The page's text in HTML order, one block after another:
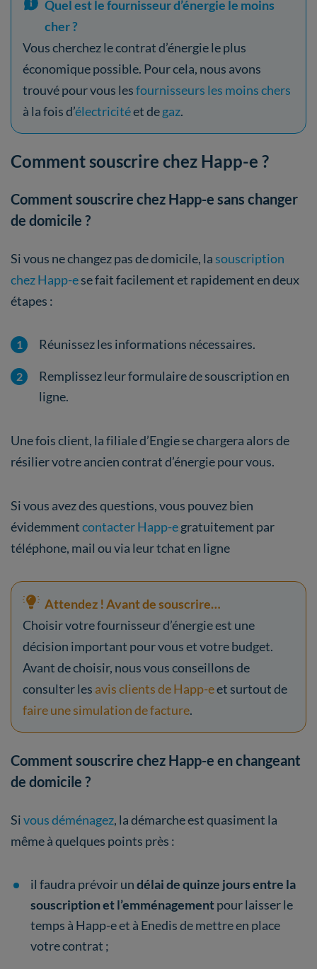
Quel est le fournisseur d’énergie le moins
cher ?
Vous cherchez le contrat d’énergie le plus
économique possible. Pour cela, nous avons
trouvé pour vous lesfournisseurs les moins chers
à la fois d’électricitéet degaz.
Comment souscrire chez Happ-e ?
Comment souscrire chez Happ-e sans changer
de domicile ?
Si vous ne changez pas de domicile, lasouscription
chez Happ-ese fait facilement et rapidement en deux
étapes :
Réunissez les informations nécessaires.
Remplissez leur formulaire de souscription en
ligne.
Une fois client, la filiale d’Engie se chargera alors de
résilier votre ancien contrat d’énergie pour vous.
Si vous avez des questions, vous pouvez bien
évidemmentcontacter Happ-egratuitement par
téléphone, mail ou via leur tchat en ligne
Attendez ! Avant de souscrire…
Choisir votre fournisseur d’énergie est une
décision important pour vous et votre budget.
Avant de choisir, nous vous conseillons de
consulter les avis clients de Happ-eet surtout de
faire une simulation de facture.
Comment souscrire chez Happ-e en changeant
de domicile ?
Sivous déménagez, la démarche est quasiment la
même à quelques points près :
il faudra prévoir undélai de quinze jours entre la
souscription et l’emménagementpour laisser le
temps à Happ-e et à Enedis de mettre en place
votre contrat ;